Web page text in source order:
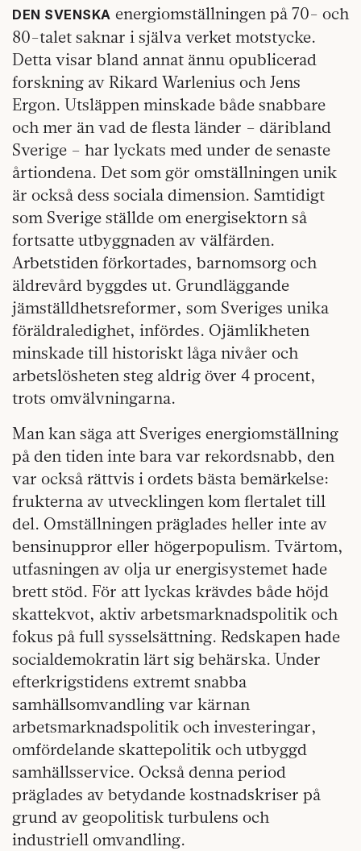
DEN SVENSKA energiomställningen på 70- och
80-talet saknar i själva verket motstycke.
Detta visar bland annat ännu opublicerad
forskning av Rikard Warlenius och Jens
Ergon. Utsläppen minskade både snabbare
och mer än vad de flesta länder – däribland
Sverige – har lyckats med under de senaste
årtiondena. Det som gör omställningen unik
är också dess sociala dimension. Samtidigt
som Sverige ställde om energisektorn så
fortsatte utbyggnaden av välfärden.
Arbetstiden förkortades, barnomsorg och
äldrevård byggdes ut. Grundläggande
jämställdhetsreformer, som Sveriges unika
föräldraledighet, infördes. Ojämlikheten
minskade till historiskt låga nivåer och
arbetslösheten steg aldrig över 4 procent,
trots omvälvningarna.
Man kan säga att Sveriges energiomställning
på den tiden inte bara var rekordsnabb, den
var också rättvis i ordets bästa bemärkelse:
frukterna av utvecklingen kom flertalet till
del. Omställningen präglades heller inte av
bensinuppror eller högerpopulism. Tvärtom,
utfasningen av olja ur energisystemet hade
brett stöd. För att lyckas krävdes både höjd
skattekvot, aktiv arbetsmarknadspolitik och
fokus på full sysselsättning. Redskapen hade
socialdemokratin lärt sig behärska. Under
efterkrigstidens extremt snabba
samhällsomvandling var kärnan
arbetsmarknadspolitik och investeringar,
omfördelande skattepolitik och utbyggd
samhällsservice. Också denna period
präglades av betydande kostnadskriser på
grund av geopolitisk turbulens och
industriell omvandling.